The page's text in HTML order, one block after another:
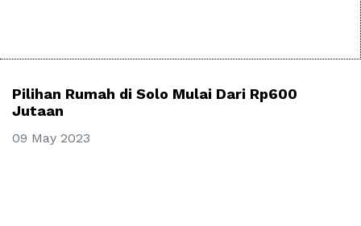
Pilihan Rumah di Solo Mulai Dari Rp600
Jutaan
09 May 2023